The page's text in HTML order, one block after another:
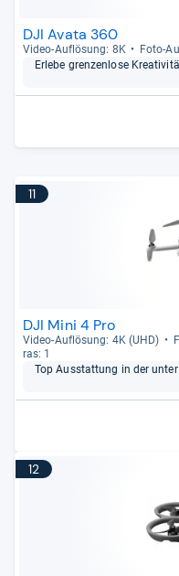
DJI Avata 360
Video-​Auf­lö­sung: 8K Foto-​
Erlebe gren­zen­lose
11
DJI Mini 4 Pro
Video-​Auf­lö­sung: 4K (UHD)
ras: 1
Top Aus­stat­tung in der
12